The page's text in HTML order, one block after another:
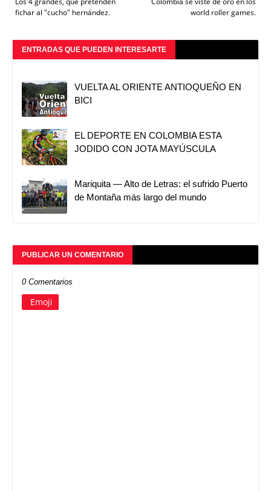
world roller games.
fichar al "cucho" hernández.
ENTRADAS QUE PUEDEN INTERESARTE
VUELTA AL ORIENTE ANTIOQUEÑO EN
BICI
EL DEPORTE EN COLOMBIA ESTA
JODIDO CON JOTA MAYÚSCULA
Mariquita — Alto de Letras: el sufrido Puerto
de Montaña más largo del mundo
PUBLICAR UN COMENTARIO
0 Comentarios
Emoji